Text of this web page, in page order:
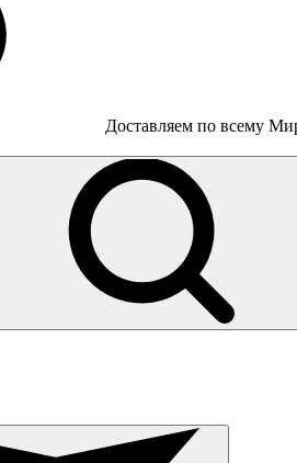
Доставляем по всему